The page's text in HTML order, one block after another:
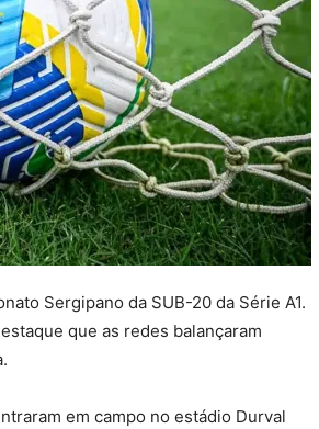
Sergipano da SUB-20 da Série A1.
que as redes balançaram
em campo no estádio Durval